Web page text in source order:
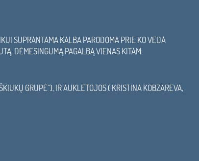
SUPRANTAMA KALBA PARODOMA PRIE KO VEDA
DĖMESINGUMĄ,PAGALBĄ VIENAS KITAM.
GRUPĖ"), IR AUKLĖTOJOS ( KRISTINA KOBZAREVA,